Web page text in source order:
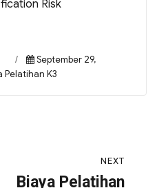
Risk
September 29,
Pelatihan K3
NEXT
Biaya Pelatihan